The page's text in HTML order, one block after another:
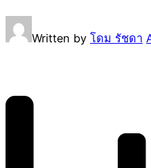
Written by โดม รัชดา